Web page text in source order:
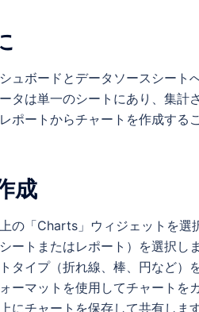
ュボードとデータソースシート
タは単一のシートにあり、集
ポートからチャートを作成する
成
の「Charts」ウィジェットを選
ートまたはレポート）を選択しま
タイプ（折れ線、棒、円など）
ーマットを使用してチャートを
にチャートを保存して共有します